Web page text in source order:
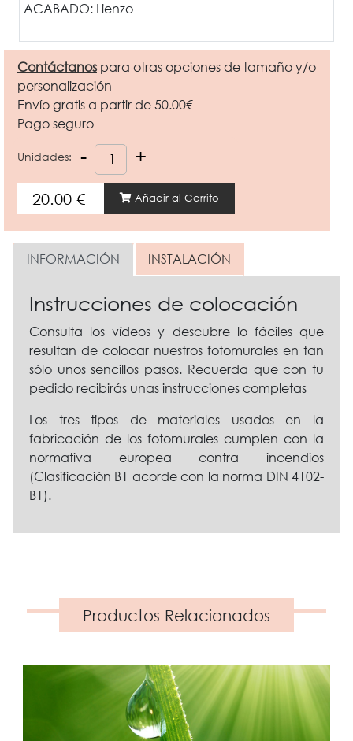
ACABADO: Lienzo
Contáctanos para otras opciones de tamaño y/o
personalización
Envío gratis a partir de 50.00€
Pago seguro
Unidades:
Añadir al Carrito
INFORMACIÓN INSTALACIÓN
Instrucciones de colocación
Consulta los vídeos y descubre lo fáciles que
resultan de colocar nuestros fotomurales en tan
sólo unos sencillos pasos. Recuerda que con tu
pedido recibirás unas instrucciones completas
Los tres tipos de materiales usados en la
fabricación de los fotomurales cumplen con la
normativa europea contra incendios
(Clasificación B1 acorde con la norma DIN 4102-
B1).
Productos Relacionados